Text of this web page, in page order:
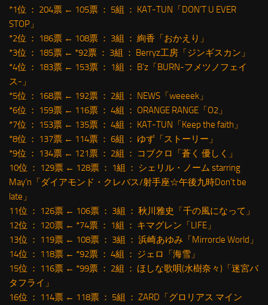
*1位 ： 204票 ← 105票 ： 5組 ： KAT-TUN「DON’T U EVER
STOP」
*2位 ： 186票 ← 108票 ： 3組 ： 絢香「おかえり」
*3位 ： 185票 ← *92票 ： 3組 ： Berryz工房「ジンギスカン」
*4位 ： 183票 ← 153票 ： 1組 ： B’z「BURN-フメツノフェイ
ス-」
*5位 ： 168票 ← 192票 ： 2組 ： NEWS「weeeek」
*6位 ： 159票 ← 116票 ： 4組 ： ORANGE RANGE「O2」
*7位 ： 153票 ← 135票 ： 4組 ： KAT-TUN「Keep the faith」
*8位 ： 137票 ← 114票 ： 6組 ： ゆず「ストーリー」
*9位 ： 134票 ← 121票 ： 2組 ： コブクロ「蒼く 優しく」
10位 ： 129票 ← 128票 ： 1組 ： シェリル・ノーム starring
May’n「ダイアモンド・クレバス/射手座☆午後九時Don’t be
late」
11位 ： 126票 ← 106票 ： 3組 ： 秋川雅史「千の風になって」
12位 ： 120票 ← *74票 ： 1組 ： キマグレン「LIFE」
13位 ： 119票 ← 108票 ： 3組 ： 浜崎あゆみ「Mirrorcle World」
14位 ： 118票 ← *92票 ： 4組 ： ジェロ「海雪」
15位 ： 116票 ← *99票 ： 2組 ： ほしな歌唄(水樹奈々)「迷宮バ
タフライ」
16位 ： 114票 ← 118票 ： 5組 ： ZARD「グロリアス マイン